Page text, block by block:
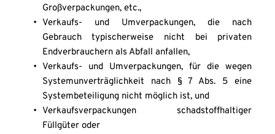
Großverpackungen, etc.,
Verkaufs- und Umverpackungen, die nach
Gebrauch typischerweise nicht bei privaten
Endverbrauchern als Abfall anfallen,
Verkaufs- und Umverpackungen, für die wegen
Systemunverträglichkeit nach § 7 Abs. 5 eine
Systembeteiligung nicht möglich ist, und
Verkaufsverpackungen schadstoffhaltiger
Füllgüter oder